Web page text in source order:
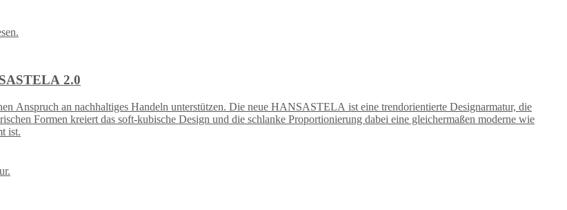
2.0
Anspruch an nachhaltiges Handeln unterstützen. Die neue HANSASTELA ist eine trendorientierte Designarmatur, die
Formen kreiert das soft-kubische Design und die schlanke Proportionierung dabei eine gleichermaßen moderne wie
ist.